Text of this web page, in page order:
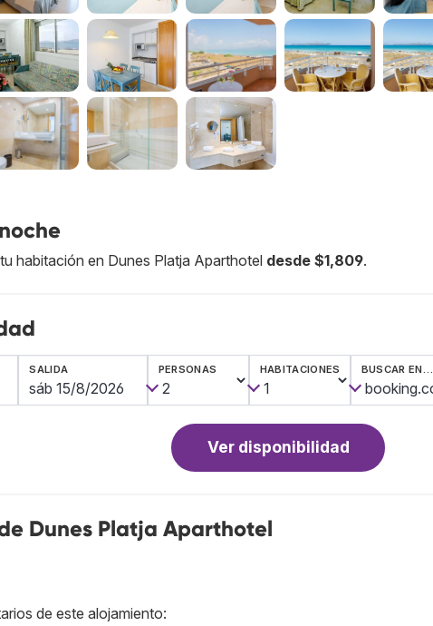
habitación en Dunes Platja Aparthotel desde $1,809.
SALIDA PERSONAS HABITACIONES BUSCAR EN…
Ver disponibilidad
Dunes Platja Aparthotel
de este alojamiento: